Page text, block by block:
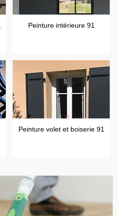
Peinture intérieure 91
Peinture volet et boiserie 91